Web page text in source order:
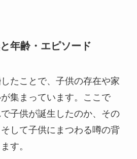
年齢・エピソード
たことで、子供の存在や家
集まっています。ここで
子供が誕生したのか、その
して子供にまつわる噂の背
す。